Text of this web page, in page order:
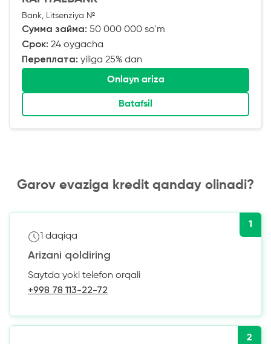
Bank, Litsenziya №
Сумма займа: 50 000 000 so'm
Срок: 24 oygacha
Переплата: yiliga 25% dan
Onlayn ariza
Batafsil
Garov evaziga kredit qanday olinadi?
1
1 daqiqa
Arizani qoldiring
Saytda yoki telefon orqali
+998 78 113-22-72
2